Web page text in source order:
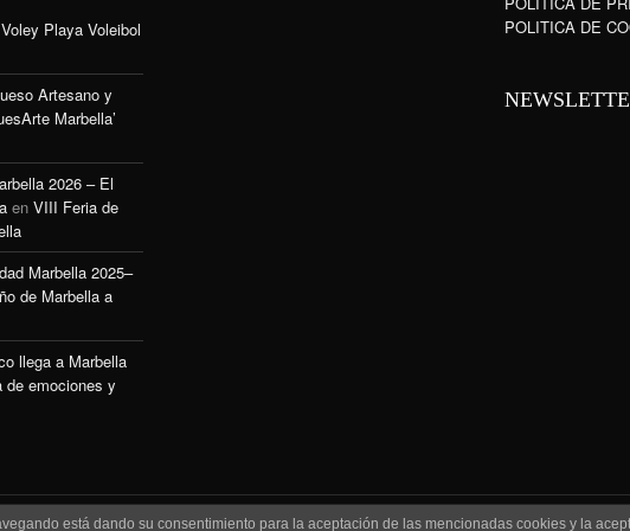
Playa Voleibol
Artesano y
Marbella’
2026 – El
en VIII Feria de
Marbella 2025–
de Marbella a
llega a Marbella
de emociones y
POLITICA DE
está dando su consentimiento para la aceptación de las mencionadas cookies y la